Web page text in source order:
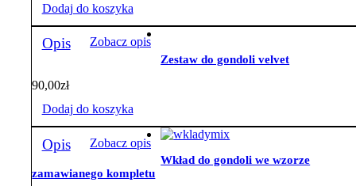
Dodaj do koszyka
Opis Zobacz opis
Zestaw do gondoli velvet
90,00zł
Dodaj do koszyka
Opis Zobacz opis
Wkład do gondoli we wzorze
zamawianego kompletu